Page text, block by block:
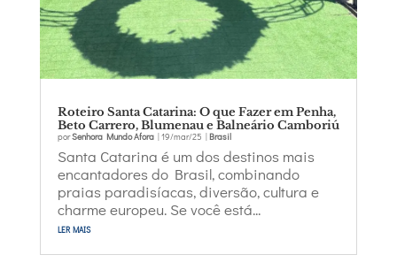
Roteiro Santa Catarina: O que Fazer em Penha,
Beto Carrero, Blumenau e Balneário Camboriú
porSenhora Mundo Afora| 19/mar/25 Brasil
Santa Catarina é um dos destinos mais
encantadores do Brasil, combinando
praias paradisíacas, diversão, cultura e
charme europeu. Se você está...
ler mais